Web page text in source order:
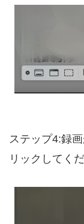
ステップ4:録
リックしてくだ